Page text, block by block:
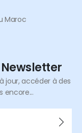
Maroc
jour, accéder à des
encore...